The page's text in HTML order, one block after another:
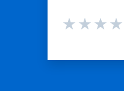
Valuta da 1 a 5